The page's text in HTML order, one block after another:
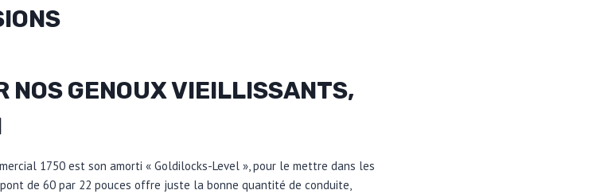
NOS GENOUX VIEILLISSANTS,
1750 est son amorti « Goldilocks-Level », pour le mettre dans les
de 60 par 22 pouces offre juste la bonne quantité de conduite,